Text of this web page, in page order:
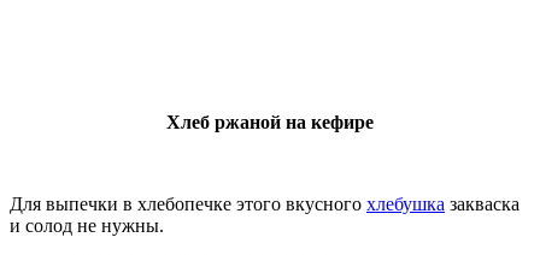
Хлеб ржаной на кефире
Для выпечки в хлебопечке этого вкусного хлебушка закваска
и солод не нужны.